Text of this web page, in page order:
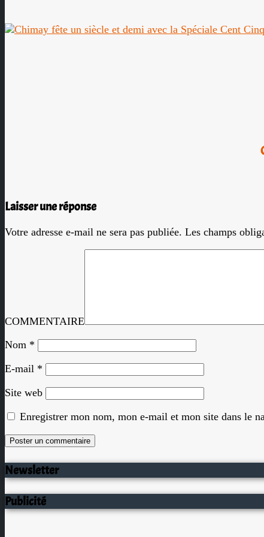
Laisser une réponse
Votre adresse e-mail ne sera pas publiée. Les champs
COMMENTAIRE
Nom *
E-mail *
Site web
Enregistrer mon nom, mon e-mail et mon site dans le
Newsletter
Publicité